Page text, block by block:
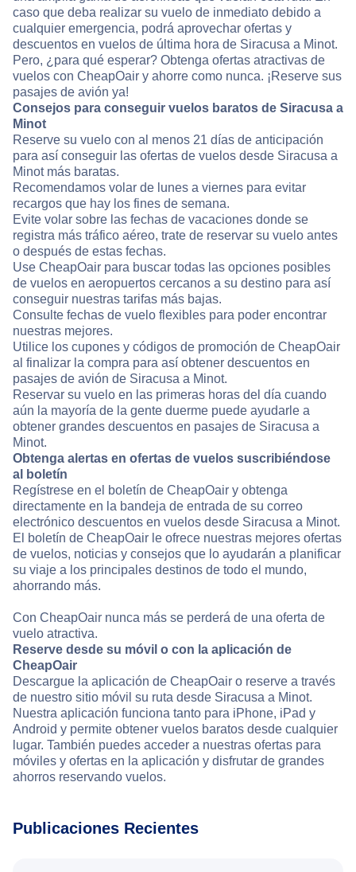
caso que deba realizar su vuelo de inmediato debido a
cualquier emergencia, podrá aprovechar ofertas y
descuentos en vuelos de última hora de Siracusa a Minot.
Pero, ¿para qué esperar? Obtenga ofertas atractivas de
vuelos con CheapOair y ahorre como nunca. ¡Reserve sus
pasajes de avión ya!
Consejos para conseguir vuelos baratos de Siracusa a
Minot
Reserve su vuelo con al menos 21 días de anticipación
para así conseguir las ofertas de vuelos desde Siracusa a
Minot más baratas.
Recomendamos volar de lunes a viernes para evitar
recargos que hay los fines de semana.
Evite volar sobre las fechas de vacaciones donde se
registra más tráfico aéreo, trate de reservar su vuelo antes
o después de estas fechas.
Use CheapOair para buscar todas las opciones posibles
de vuelos en aeropuertos cercanos a su destino para así
conseguir nuestras tarifas más bajas.
Consulte fechas de vuelo flexibles para poder encontrar
nuestras mejores.
Utilice los cupones y códigos de promoción de CheapOair
al finalizar la compra para así obtener descuentos en
pasajes de avión de Siracusa a Minot.
Reservar su vuelo en las primeras horas del día cuando
aún la mayoría de la gente duerme puede ayudarle a
obtener grandes descuentos en pasajes de Siracusa a
Minot.
Obtenga alertas en ofertas de vuelos suscribiéndose
al boletín
Regístrese en el boletín de CheapOair y obtenga
directamente en la bandeja de entrada de su correo
electrónico descuentos en vuelos desde Siracusa a Minot.
El boletín de CheapOair le ofrece nuestras mejores ofertas
de vuelos, noticias y consejos que lo ayudarán a planificar
su viaje a los principales destinos de todo el mundo,
ahorrando más.
Con CheapOair nunca más se perderá de una oferta de
vuelo atractiva.
Reserve desde su móvil o con la aplicación de
CheapOair
Descargue la aplicación de CheapOair o reserve a través
de nuestro sitio móvil su ruta desde Siracusa a Minot.
Nuestra aplicación funciona tanto para iPhone, iPad y
Android y permite obtener vuelos baratos desde cualquier
lugar. También puedes acceder a nuestras ofertas para
móviles y ofertas en la aplicación y disfrutar de grandes
ahorros reservando vuelos.
Publicaciones Recientes